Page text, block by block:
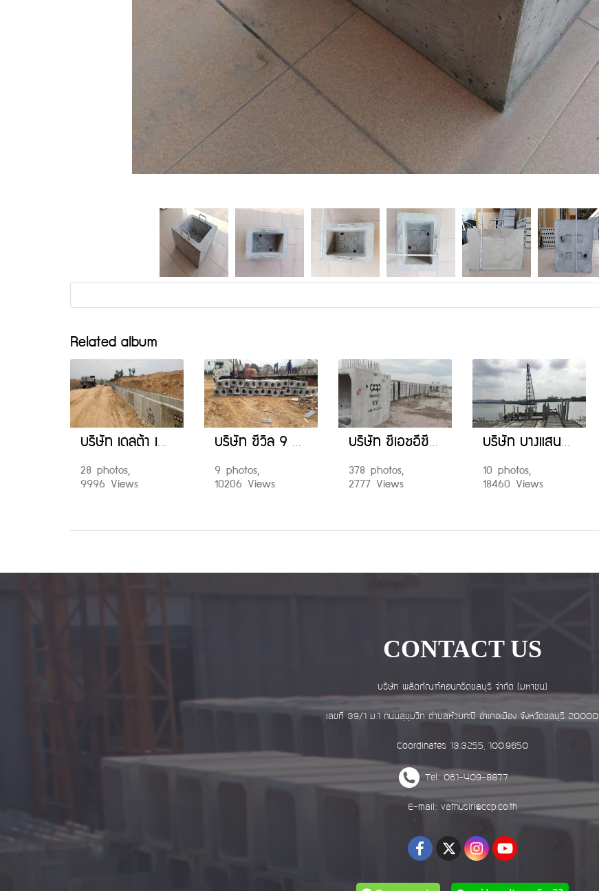
Related album
บริษัท เดลต้า เค กรุ๊ป จำกัด
28 photos,
9996 Views
บริษัท ซีวิล 9 คอนสตรัคชั่น แอนด์ อาคิเทคเจอร์ จำกัด
9 photos,
10206 Views
บริษัท ซีเอชอีซี (ไทย) จำกัด CHEC (Thai) Company Limited โครงการพัฒนาท่าเรือแหลมฉบัง ระยะที่ 3 (ส่วนที่ 2)
378 photos,
2777 Views
บริษัท บางแสนมหานคร จำกัด หน่วยงาน ก่อสร้างถนนเลียบชายฝั่งทะเลบางแสน
10 photos,
18460 Views
CONTACT US
บริษัท ผลิตภัณฑ์คอนกรีตชลบุรี จำกัด (มหาชน)
เลขที่ 39/1 ม.1 ถนนสุขุมวิท ตำบลห้วยกะปิ อำเภอเมือง จังหวัดชลบุรี 20000
Coordinates 13.3255, 100.9650
Tel: 061-409-8877
E-mail: vathusiri@ccp.co.th